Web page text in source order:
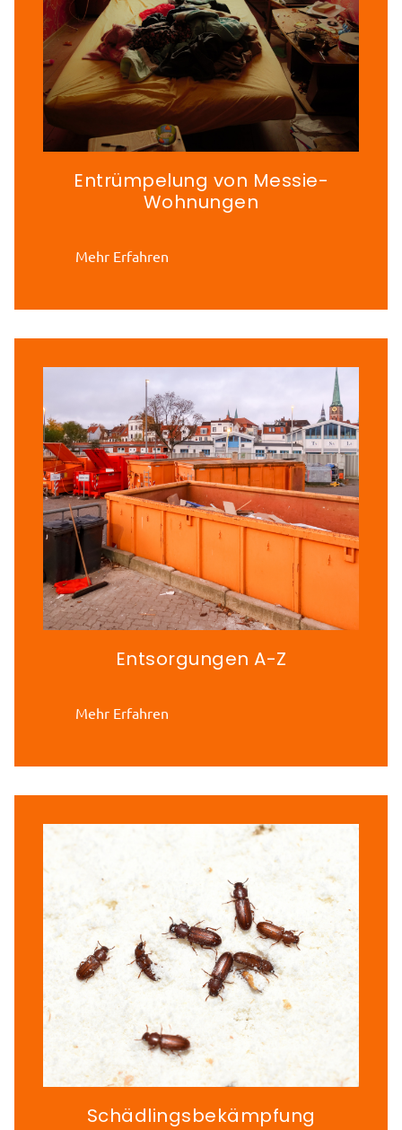
Entrümpelung von Messie-
Wohnungen
Mehr Erfahren
Entsorgungen A-Z
Mehr Erfahren
Schädlingsbekämpfung